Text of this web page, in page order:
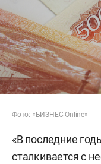
Фото: «БИЗНЕС Online»
«В последние
сталкивается с